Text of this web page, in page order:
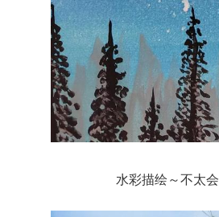
水彩描绘～不太会